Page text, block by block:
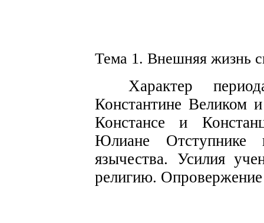
Тема 1. Внешняя жизнь с
Характер пер
Константине Великом
Конcтансе и Конс
Юлиане Отс
язычества. Усилия
религию. Опровержение